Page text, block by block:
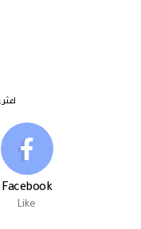
Facebook
Like